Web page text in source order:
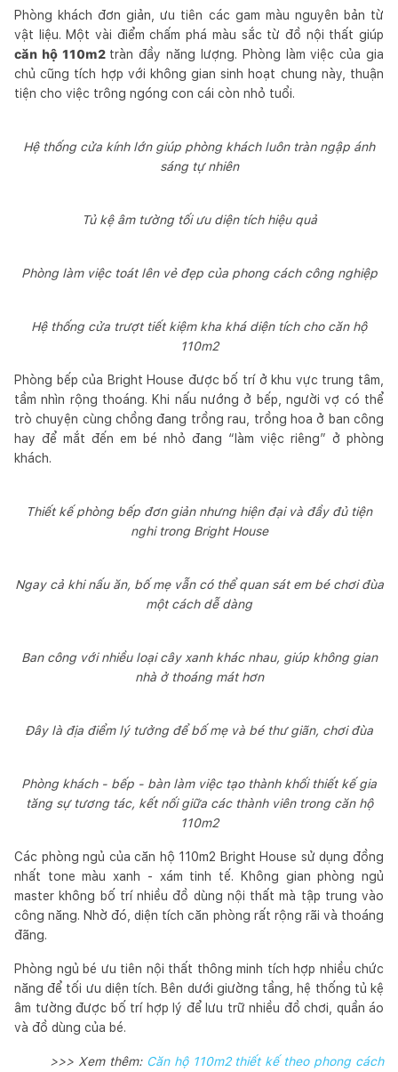
Phòng khách đơn giản, ưu tiên các gam màu nguyên bản từ
vật liệu. Một vài điểm chấm phá màu sắc từ đồ nội thất giúp
căn hộ 110m2 tràn đầy năng lượng. Phòng làm việc của gia
chủ cũng tích hợp với không gian sinh hoạt chung này, thuận
tiện cho việc trông ngóng con cái còn nhỏ tuổi.
Hệ thống cửa kính lớn giúp phòng khách luôn tràn ngập ánh
sáng tự nhiên
Tủ kệ âm tường tối ưu diện tích hiệu quả
Phòng làm việc toát lên vẻ đẹp của phong cách công nghiệp
Hệ thống cửa trượt tiết kiệm kha khá diện tích cho căn hộ
110m2
Phòng bếp của Bright House được bố trí ở khu vực trung tâm,
tầm nhìn rộng thoáng. Khi nấu nướng ở bếp, người vợ có thể
trò chuyện cùng chồng đang trồng rau, trồng hoa ở ban công
hay để mắt đến em bé nhỏ đang “làm việc riêng” ở phòng
khách.
Thiết kế phòng bếp đơn giản nhưng hiện đại và đầy đủ tiện
nghi trong Bright House
Ngay cả khi nấu ăn, bố mẹ vẫn có thể quan sát em bé chơi đùa
một cách dễ dàng
Ban công với nhiều loại cây xanh khác nhau, giúp không gian
nhà ở thoáng mát hơn
Đây là địa điểm lý tưởng để bố mẹ và bé thư giãn, chơi đùa
Phòng khách - bếp - bàn làm việc tạo thành khối thiết kế gia
tăng sự tương tác, kết nối giữa các thành viên trong căn hộ
110m2
Các phòng ngủ của căn hộ 110m2 Bright House sử dụng đồng
nhất tone màu xanh - xám tinh tế. Không gian phòng ngủ
master không bố trí nhiều đồ dùng nội thất mà tập trung vào
công năng. Nhờ đó, diện tích căn phòng rất rộng rãi và thoáng
đãng.
Phòng ngủ bé ưu tiên nội thất thông minh tích hợp nhiều chức
năng để tối ưu diện tích. Bên dưới giường tầng, hệ thống tủ kệ
âm tường được bố trí hợp lý để lưu trữ nhiều đồ chơi, quần áo
và đồ dùng của bé.
>>> Xem thêm: Căn hộ 110m2 thiết kế theo phong cách